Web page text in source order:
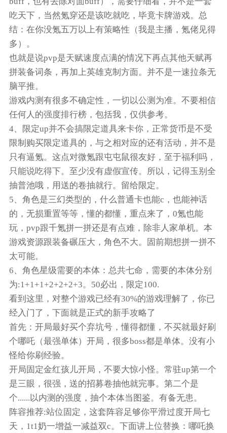
吃天下，当然氪穿还是该吃就吃，毕竟卡牌游戏。总
结：在你没氪五万以上有策略性（我是主播，氪佬见得
多）。
也就是说pvp是天赋速度点满的情况下再点其他天赋再
拼装备词条，再加上英雄克制方面。并不是一速拉条无
脑平推。
游戏内测有很多不确定性，一切以公测为准。不要相信
任何人的强度排行榜，包括我，仅供参考。
4、限定up并不会搞限定道具来卡你，正常货币是不受
限制购买限定道具的，与之相对应的还有活动，并不是
只有逼氪。这点对微氪跟屯屯鼠很友好，至于福利吗，
只能说吃得下。至少没有虚假宣传。所以，记得玉别全
抽普池哦，用送的卷抽就行。留给限定。
5、角色是三幻类型的，什么普通卡也能c，也能神话
的，无损重置等等，懂的都懂，重点来了，0氪也能
玩，pvp跟千氪拼一拼还是有点难，除非人家单机。本
游戏资源跟装备碾压大，角色不大。固前期想拼一拼不
太可能。
6、角色星级需要的本体：总共七命，需要的本体分别
为:1+1+1+2+2+2+3。50必出，限定100.
看到这里，对整个游戏已经有30%的游戏理解了，你已
经入门了，下面就是正式的新手攻略了
首先：开局最好买个弃坑号，懂得都懂，不买就最好刷
个哪吒（最强单体）开局，很多boss都是单体。没有小
怪给你刷经验。
开局固定金红孩儿开局，不要大惊小怪。常驻up第一个
是三眼，很强，送的招募卷抽他就完事。第二个是
个......以内测的强度，抽个本体当图鉴。有备无患。
阵容推荐:站位固定，这套阵容足够你平滑过度开局七
天，1t1奶一增益一减益双c。下面讲上位替换：哪吒换